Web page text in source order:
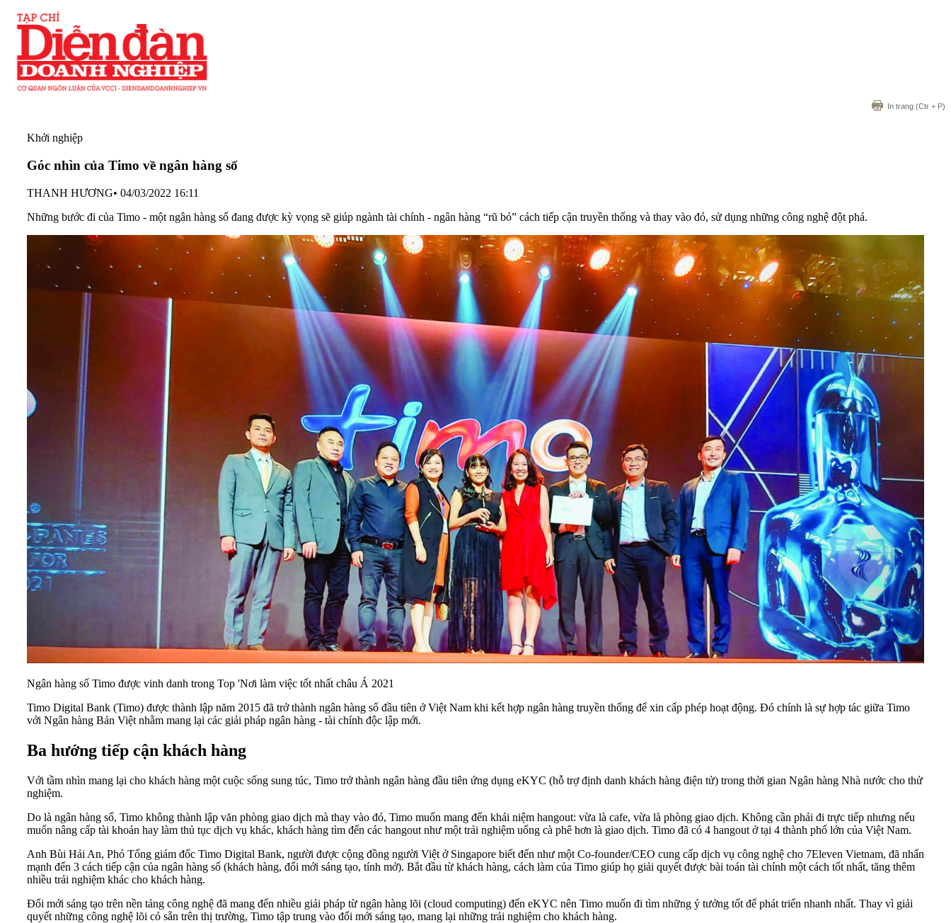
In trang (Ctr + P)
Khởi nghiệp
Góc nhìn của Timo về ngân hàng số
THANH HƯƠNG• 04/03/2022 16:11
Những bước đi của Timo - một ngân hàng số đang được kỳ vọng sẽ giúp ngành tài chính - ngân hàng “rũ bỏ” cách tiếp cận truyền thống và thay vào đó, sử dụng những công nghệ đột phá.
Ngân hàng số Timo được vinh danh trong Top 'Nơi làm việc tốt nhất châu Á 2021
Timo Digital Bank (Timo) được thành lập năm 2015 đã trở thành ngân hàng số đầu tiên ở Việt Nam khi kết hợp ngân hàng truyền thống để xin cấp phép hoạt động. Đó chính là sự hợp tác giữa Timo
với Ngân hàng Bản Việt nhằm mang lại các giải pháp ngân hàng - tài chính độc lập mới.
Ba hướng tiếp cận khách hàng
Với tầm nhìn mang lại cho khách hàng một cuộc sống sung túc, Timo trở thành ngân hàng đầu tiên ứng dụng eKYC (hỗ trợ định danh khách hàng điện tử) trong thời gian Ngân hàng Nhà nước cho thử
nghiệm.
Do là ngân hàng số, Timo không thành lập văn phòng giao dịch mà thay vào đó, Timo muốn mang đến khái niệm hangout: vừa là cafe, vừa là phòng giao dịch. Không cần phải đi trực tiếp nhưng nếu
muốn nâng cấp tài khoản hay làm thủ tục dịch vụ khác, khách hàng tìm đến các hangout như một trải nghiệm uống cà phê hơn là giao dịch. Timo đã có 4 hangout ở tại 4 thành phố lớn của Việt Nam.
Anh Bùi Hải An, Phó Tổng giám đốc Timo Digital Bank, người được cộng đồng người Việt ở Singapore biết đến như một Co-founder/CEO cung cấp dịch vụ công nghệ cho 7Eleven Vietnam, đã nhấn
mạnh đến 3 cách tiếp cận của ngân hàng số (khách hàng, đổi mới sáng tạo, tính mở). Bắt đầu từ khách hàng, cách làm của Timo giúp họ giải quyết được bài toán tài chính một cách tốt nhất, tăng thêm
nhiều trải nghiệm khác cho khách hàng.
Đổi mới sáng tạo trên nền tảng công nghệ đã mang đến nhiều giải pháp từ ngân hàng lõi (cloud computing) đến eKYC nên Timo muốn đi tìm những ý tưởng tốt để phát triển nhanh nhất. Thay vì giải
quyết những công nghệ lõi có sẵn trên thị trường, Timo tập trung vào đổi mới sáng tạo, mang lại những trải nghiệm cho khách hàng.